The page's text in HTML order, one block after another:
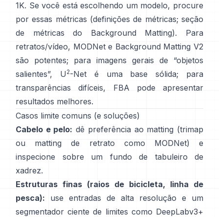
1K. Se você está escolhendo um modelo, procure
por essas métricas (definições de métricas; seção
de métricas do Background Matting). Para
retratos/vídeo, MODNete Background Matting V2
são potentes; para imagens gerais de “objetos
salientes”,
U 2-Neté uma base sólida; para
transparências difíceis,
FBA pode apresentar
resultados melhores.
Casos limite comuns (e soluções)
Cabelo e pelo: dê preferência ao matting (trimap
ou matting de retrato como
MODNet) e
inspecione sobre um fundo de tabuleiro de
xadrez.
Estruturas finas (raios de bicicleta, linha de
pesca): use entradas de alta resolução e um
segmentador ciente de limites como DeepLabv3+